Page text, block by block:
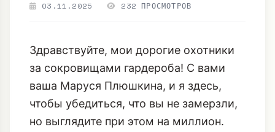
03.11.2025 232 ПРОСМОТРОВ
Здравствуйте, мои дорогие охотники
за сокровищами гардероба! С вами
ваша Маруся Плюшкина, и я здесь,
чтобы убедиться, что вы не замерзли,
но выглядите при этом на миллион.